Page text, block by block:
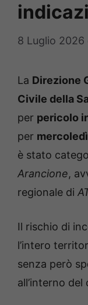
8 Luglio 2026
La Direzione
Civile della
per pericolo
per
è stato
Arancione,
regionale di
Il rischio di
l’intero
senza però
all’interno del